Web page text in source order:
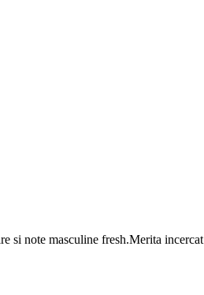
si note masculine fresh.Merita incercat